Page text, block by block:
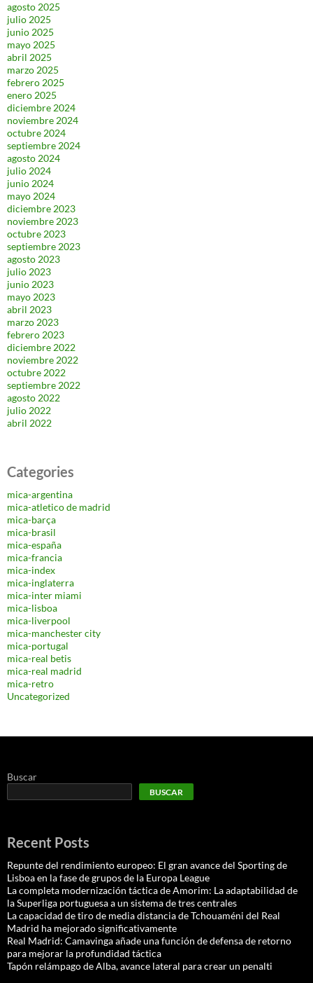
agosto 2025
julio 2025
junio 2025
mayo 2025
abril 2025
marzo 2025
febrero 2025
enero 2025
diciembre 2024
noviembre 2024
octubre 2024
septiembre 2024
agosto 2024
julio 2024
junio 2024
mayo 2024
diciembre 2023
noviembre 2023
octubre 2023
septiembre 2023
agosto 2023
julio 2023
junio 2023
mayo 2023
abril 2023
marzo 2023
febrero 2023
diciembre 2022
noviembre 2022
octubre 2022
septiembre 2022
agosto 2022
julio 2022
abril 2022
Categories
mica-argentina
mica-atletico de madrid
mica-barça
mica-brasil
mica-españa
mica-francia
mica-index
mica-inglaterra
mica-inter miami
mica-lisboa
mica-liverpool
mica-manchester city
mica-portugal
mica-real betis
mica-real madrid
mica-retro
Uncategorized
Buscar
BUSCAR
Recent Posts
Repunte del rendimiento europeo: El gran avance del Sporting de
Lisboa en la fase de grupos de la Europa League
La completa modernización táctica de Amorim: La adaptabilidad de
la Superliga portuguesa a un sistema de tres centrales
La capacidad de tiro de media distancia de Tchouaméni del Real
Madrid ha mejorado significativamente
Real Madrid: Camavinga añade una función de defensa de retorno
para mejorar la profundidad táctica
Tapón relámpago de Alba, avance lateral para crear un penalti